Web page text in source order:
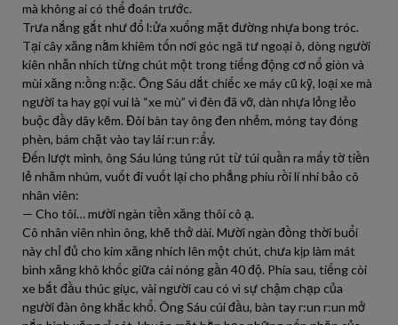
mà không ai có thể đoán trước.
Trưa nắng gắt như đổ l:ửa xuống mặt đường nhựa bong tróc.
Tại cây xăng nằm khiêm tốn nơi góc ngã tư ngoại ô, dòng người
kiên nhẫn nhích từng chút một trong tiếng động cơ nổ giòn và
mùi xăng n:ồng n:ặc. Ông Sáu dắt chiếc xe máy cũ kỹ, loại xe mà
người ta hay gọi vui là “xe mù” vì đèn đã vỡ, dàn nhựa lỏng lẻo
buộc đầy dây kẽm. Đôi bàn tay ông đen nhẻm, móng tay đóng
phèn, bám chặt vào tay lái r:un r:ẩy.
Đến lượt mình, ông Sáu lúng túng rút từ túi quần ra mấy tờ tiền
lẻ nhăm nhúm, vuốt đi vuốt lại cho phẳng phiu rồi lí nhí bảo cô
nhân viên:
— Cho tôi… mười ngàn tiền xăng thôi cô ạ.
Cô nhân viên nhìn ông, khẽ thở dài. Mười ngàn đồng thời buổi
này chỉ đủ cho kim xăng nhích lên một chút, chưa kịp làm mát
bình xăng khô khốc giữa cái nóng gần 40 độ. Phía sau, tiếng còi
xe bắt đầu thúc giục, vài người cau có vì sự chậm chạp của
người đàn ông khắc khổ. Ông Sáu cúi đầu, bàn tay r:un r:un mở